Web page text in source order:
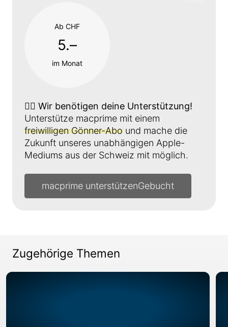
Ab CHF
5.–
im Monat
👉🏼 Wir benötigen deine Unterstützung!
Unterstütze macprime mit einem
freiwilligen Gönner-Abo und mache die
Zukunft unseres unabhängigen Apple-
Mediums aus der Schweiz mit möglich.
macprime unterstützen
Zugehörige Themen